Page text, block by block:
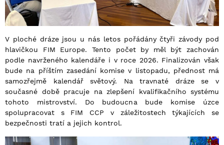
V ploché dráze jsou u nás letos pořádány čtyři závody pod
hlavičkou FIM Europe. Tento počet by měl být zachován
podle navrženého kalendáře i v roce 2026. Finalizován však
bude na příštím zasedání komise v listopadu, přednost má
samozřejmě kalendář světový. Na travnaté dráze se v
současné době pracuje na zlepšení kvalifikačního systému
tohoto mistrovství. Do budoucna bude komise úzce
spolupracovat s FIM CCP v záležitostech týkajících se
bezpečnosti tratí a jejich kontrol.